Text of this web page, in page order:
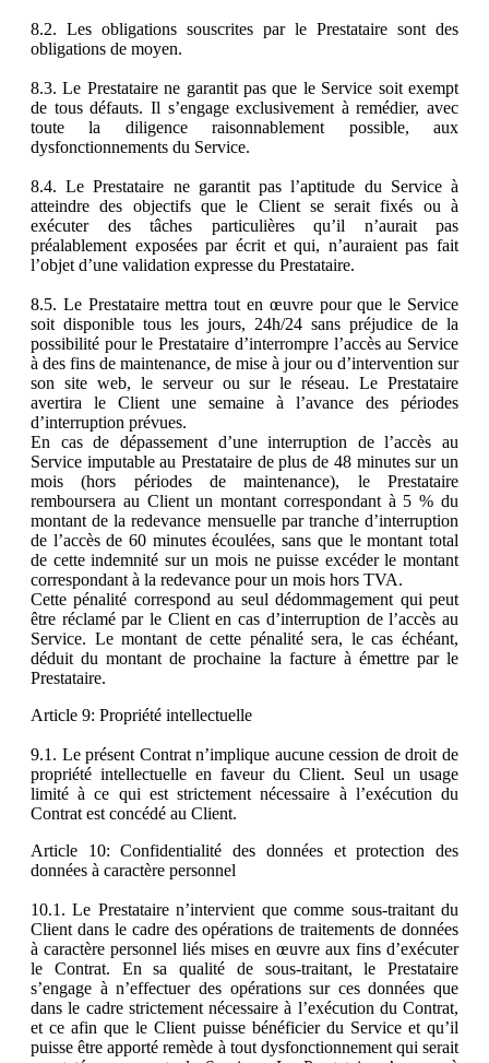
8.2. Les obligations souscrites par le Prestataire sont des
obligations de moyen.
8.3. Le Prestataire ne garantit pas que le Service soit exempt
de tous défauts. Il s’engage exclusivement à remédier, avec
toute la diligence raisonnablement possible, aux
dysfonctionnements du Service.
8.4. Le Prestataire ne garantit pas l’aptitude du Service à
atteindre des objectifs que le Client se serait fixés ou à
exécuter des tâches particulières qu’il n’aurait pas
préalablement exposées par écrit et qui, n’auraient pas fait
l’objet d’une validation expresse du Prestataire.
8.5. Le Prestataire mettra tout en œuvre pour que le Service
soit disponible tous les jours, 24h/24 sans préjudice de la
possibilité pour le Prestataire d’interrompre l’accès au Service
à des fins de maintenance, de mise à jour ou d’intervention sur
son site web, le serveur ou sur le réseau. Le Prestataire
avertira le Client une semaine à l’avance des périodes
d’interruption prévues.
En cas de dépassement d’une interruption de l’accès au
Service imputable au Prestataire de plus de 48 minutes sur un
mois (hors périodes de maintenance), le Prestataire
remboursera au Client un montant correspondant à 5 % du
montant de la redevance mensuelle par tranche d’interruption
de l’accès de 60 minutes écoulées, sans que le montant total
de cette indemnité sur un mois ne puisse excéder le montant
correspondant à la redevance pour un mois hors TVA.
Cette pénalité correspond au seul dédommagement qui peut
être réclamé par le Client en cas d’interruption de l’accès au
Service. Le montant de cette pénalité sera, le cas échéant,
déduit du montant de prochaine la facture à émettre par le
Prestataire.
Article 9: Propriété intellectuelle
9.1. Le présent Contrat n’implique aucune cession de droit de
propriété intellectuelle en faveur du Client. Seul un usage
limité à ce qui est strictement nécessaire à l’exécution du
Contrat est concédé au Client.
Article 10: Confidentialité des données et protection des
données à caractère personnel
10.1. Le Prestataire n’intervient que comme sous-traitant du
Client dans le cadre des opérations de traitements de données
à caractère personnel liés mises en œuvre aux fins d’exécuter
le Contrat. En sa qualité de sous-traitant, le Prestataire
s’engage à n’effectuer des opérations sur ces données que
dans le cadre strictement nécessaire à l’exécution du Contrat,
et ce afin que le Client puisse bénéficier du Service et qu’il
puisse être apporté remède à tout dysfonctionnement qui serait